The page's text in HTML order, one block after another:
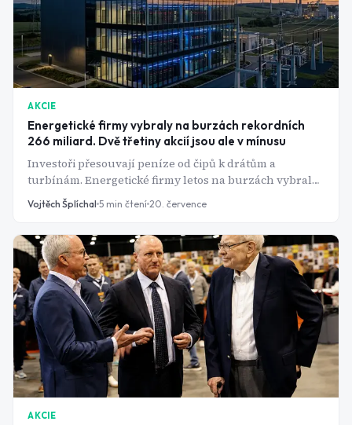
AKCIE
Energetické firmy vybraly na burzách rekordních
266 miliard. Dvě třetiny akcií jsou ale v mínusu
Investoři přesouvají peníze od čipů k drátům a
turbínám. Energetické firmy letos na burzách vybraly
nejvíc od roku 1999 - jenže většina nových akcií od
vstupu ztrácí.
Vojtěch Šplíchal 5 min čtení 20. července
AKCIE